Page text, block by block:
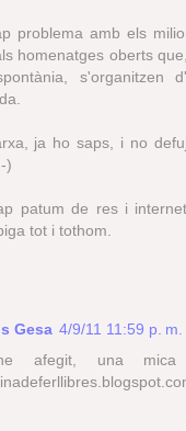
problema amb els
homenatges oberts
s'organitzen
ja ho saps, i no
)
patum de res i
tot i tothom.
Gesa 4/9/11 11:59 p. m.
afegit, una mica